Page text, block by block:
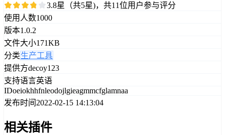
3.8星（共5星)，共11位用户参与评分
使用人数1000
版本1.0.2
文件大小171KB
分类生产工具
提供方decoy123
支持语言英语
IDoeiokhhfnleodojlgieagmmcfglamnaa
发布时间 2022-02-15 14:13:04
相关插件